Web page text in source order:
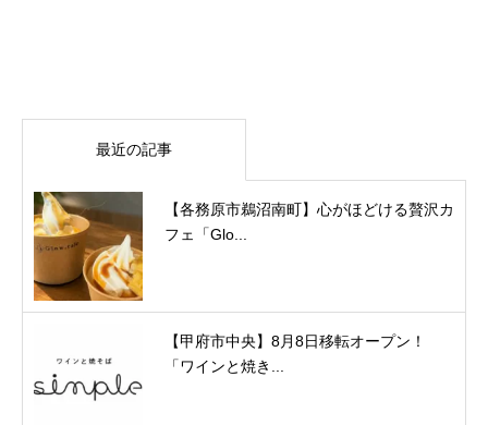
最近の記事
【各務原市鵜沼南町】心がほどける贅沢カ
フェ「Glo...
【甲府市中央】8月8日移転オープン！
「ワインと焼き...